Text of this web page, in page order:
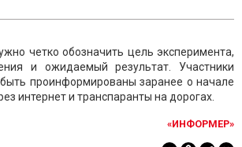
четко обозначить цель эксперимента,
и ожидаемый результат. Участники
проинформированы заранее о начале
интернет и транспаранты на дорогах.
«ИНФОРМЕР»